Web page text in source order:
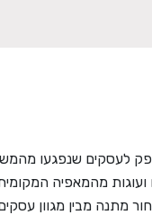
לעסקים שנפגעו
מהמאפיה
מבין מגוון